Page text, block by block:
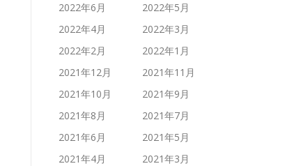
2022年6月
2022年5月
2022年4月
2022年3月
2022年2月
2022年1月
2021年12月
2021年11月
2021年10月
2021年9月
2021年8月
2021年7月
2021年6月
2021年5月
2021年4月
2021年3月